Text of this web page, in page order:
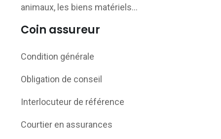
animaux, les biens matériels…
Coin assureur
Condition générale
Obligation de conseil
Interlocuteur de référence
Courtier en assurances